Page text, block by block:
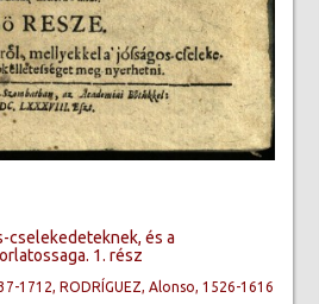
cselekedeteknek, és a
1. rész
1712, RODRÍGUEZ, Alonso, 1526-1616